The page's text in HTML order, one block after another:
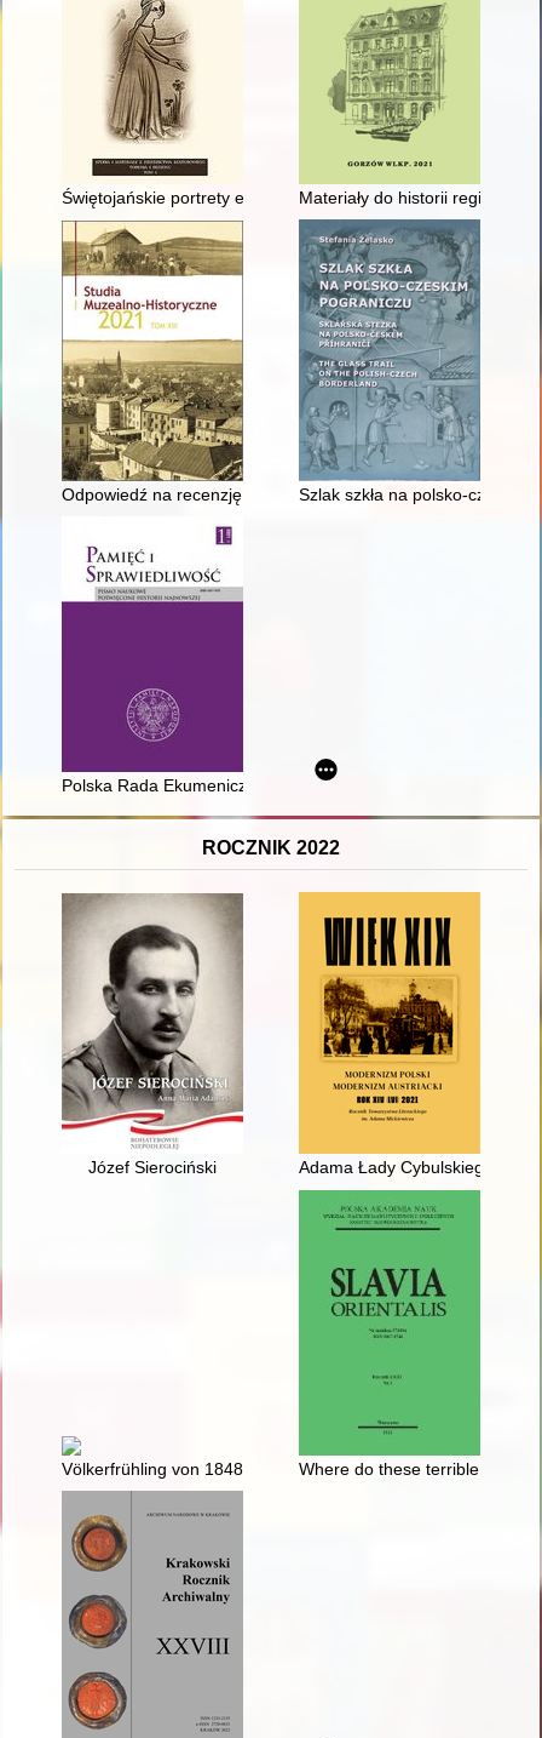
Świętojańskie portrety epitafijne Rubinkowskich : studium
Materiały do historii regionu
Odpowiedź na recenzję monografii historycznej miasta i
Szlak szkła na polsko-
Polska Rada Ekumeniczna i będące jej członkami Kościoły
ROCZNIK 2022
Józef Sierociński Adama Łady Cybulskiego
Völkerfrühling von 1848/1849 - revolutionäre Gefahr oder
Where do these terrible